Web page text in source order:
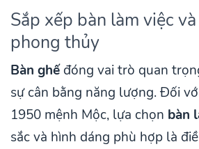
Sắp xếp bàn làm việc
phong thủy
Bàn ghếđóng vai trò quan
sự cân bằng năng lượng. Đối
1950 mệnh Mộc, lựa chọn bàn
sắc và hình dáng phù hợp là